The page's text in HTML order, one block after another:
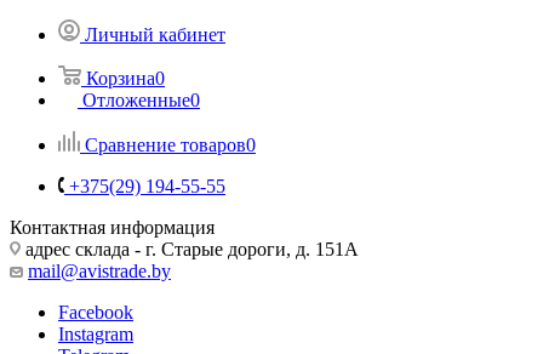
Личный кабинет
Корзина0
Отложенные0
Сравнение товаров0
+375(29) 194-55-55
Контактная информация
адрес склада - г. Старые дороги, д. 151А
mail@avistrade.by
Facebook
Instagram